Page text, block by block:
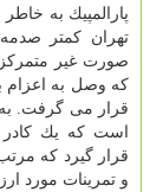
پارالمپیك به
تهران كمتر
صورت غیر متمركز
كه وصل به اعزام
قرار می گرفت. به
است كه یك كادر
قرار گیرد كه
و تمرینات مورد